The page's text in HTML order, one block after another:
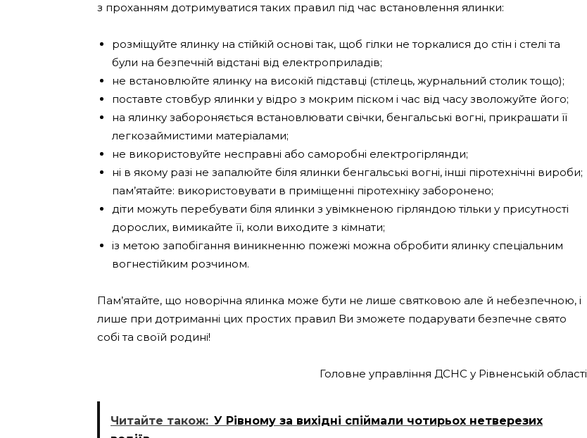
з проханням дотримуватися таких правил під час встановлення ялинки:
розміщуйте ялинку на стійкій основі так, щоб гілки не торкалися до стін і стелі та
були на безпечній відстані від електроприладів;
не встановлюйте ялинку на високій підставці (стілець, журнальний столик тощо);
поставте стовбур ялинки у відро з мокрим піском і час від часу зволожуйте його;
на ялинку забороняється встановлювати свічки, бенгальські вогні, прикрашати її
легкозаймистими матеріалами;
не використовуйте несправні або саморобні електрогірлянди;
ні в якому разі не запалюйте біля ялинки бенгальські вогні, інші піротехнічні вироби;
пам’ятайте: використовувати в приміщенні піротехніку заборонено;
діти можуть перебувати біля ялинки з увімкненою гірляндою тільки у присутності
дорослих, вимикайте її, коли виходите з кімнати;
із метою запобігання виникненню пожежі можна обробити ялинку спеціальним
вогнестійким розчином.
Пам’ятайте, що новорічна ялинка може бути не лише святковою але й небезпечною, і
лише при дотриманні цих простих правил Ви зможете подарувати безпечне свято
собі та своїй родині!
Головне управління ДСНС у Рівненській області
Читайте також: У Рівному за вихідні спіймали чотирьох нетверезих